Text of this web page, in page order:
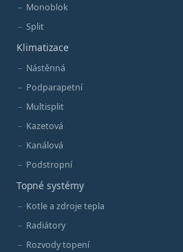
Monoblok
Split
Klimatizace
Nástěnná
Podparapetní
Multisplit
Kazetová
Kanálová
Podstropní
Topné systémy
Kotle a zdroje tepla
Radiátory
Rozvody topení